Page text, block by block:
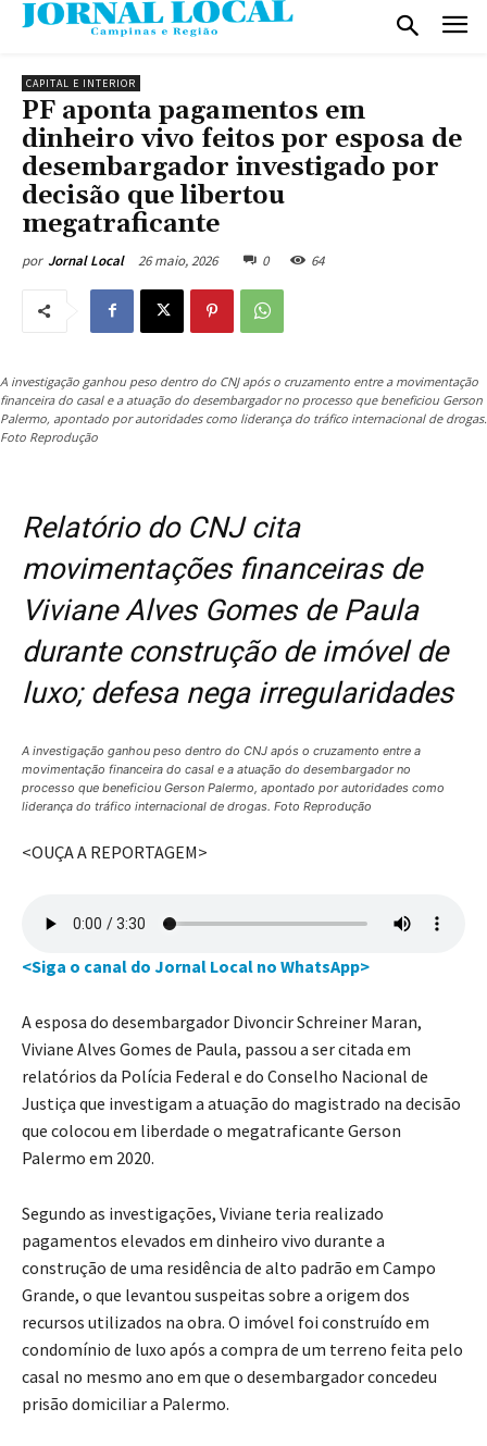
CAPITAL E INTERIOR
PF aponta pagamentos em
dinheiro vivo feitos por esposa de
desembargador investigado por
decisão que libertou
megatraficante
por Jornal Local 26 maio, 2026 0 64
A investigação ganhou peso dentro do CNJ após o cruzamento entre a movimentação
financeira do casal e a atuação do desembargador no processo que beneficiou Gerson
Palermo, apontado por autoridades como liderança do tráfico internacional de drogas.
Foto Reprodução
Relatório do CNJ cita
movimentações financeiras de
Viviane Alves Gomes de Paula
durante construção de imóvel de
luxo; defesa nega irregularidades
A investigação ganhou peso dentro do CNJ após o cruzamento entre a
movimentação financeira do casal e a atuação do desembargador no
processo que beneficiou Gerson Palermo, apontado por autoridades como
liderança do tráfico internacional de drogas. Foto Reprodução
<OUÇA A REPORTAGEM>
<Siga o canal do Jornal Local no WhatsApp>
A esposa do desembargador Divoncir Schreiner Maran,
Viviane Alves Gomes de Paula, passou a ser citada em
relatórios da Polícia Federal e do Conselho Nacional de
Justiça que investigam a atuação do magistrado na decisão
que colocou em liberdade o megatraficante Gerson
Palermo em 2020.
Segundo as investigações, Viviane teria realizado
pagamentos elevados em dinheiro vivo durante a
construção de uma residência de alto padrão em Campo
Grande, o que levantou suspeitas sobre a origem dos
recursos utilizados na obra. O imóvel foi construído em
condomínio de luxo após a compra de um terreno feita pelo
casal no mesmo ano em que o desembargador concedeu
prisão domiciliar a Palermo.